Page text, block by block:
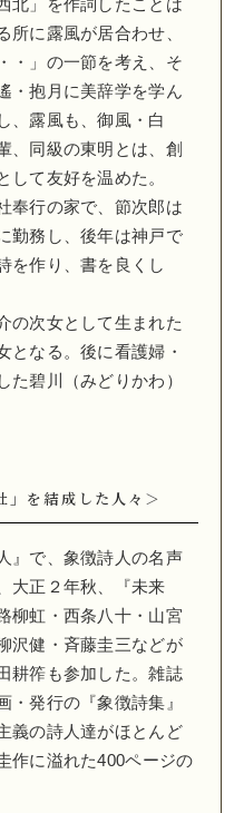
北」を作詞したことは
に露風が居合わせ、
・」の一節を考え、そ
・抱月に美辞学を学ん
、露風も、御風・白
、同級の東明とは、創
して友好を温めた。
奉行の家で、節次郎は
勤務し、後年は神戸で
を作り、書を良くし
の次女として生まれた
となる。後に看護婦・
碧川（みどりかわ）
」を結成した人々＞
』で、象徴詩人の名声
大正２年秋、『未来
柳虹・西条八十・山宮
沢健・斉藤圭三などが
耕筰も参加した。雑誌
・発行の『象徴詩集』
義の詩人達がほとんど
作に溢れた400ページの